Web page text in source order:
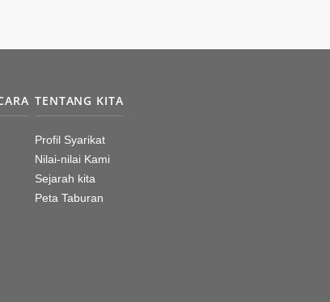
TENTANG KITA
Profil Syarikat
Nilai-nilai Kami
Sejarah kita
Peta Taburan